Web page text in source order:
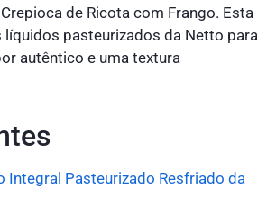
de Ricota com Frango. Esta
líquidos pasteurizados da Netto para
autêntico e uma textura
Integral Pasteurizado Resfriado da